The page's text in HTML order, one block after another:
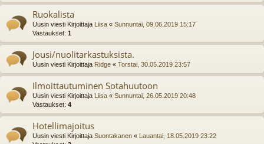
Ruokalista
Uusin viesti Kirjoittaja Liisa « Sunnuntai, 09.06.2019 15:17
Vastaukset: 1
Jousi/nuolitarkastuksista.
Uusin viesti Kirjoittaja Ridge « Torstai, 30.05.2019 23:57
Ilmoittautuminen Sotahuutoon
Uusin viesti Kirjoittaja Liisa « Sunnuntai, 26.05.2019 20:48
Vastaukset: 4
Hotellimajoitus
Uusin viesti Kirjoittaja Suontakanen «
Lauantai, 18.05.2019 23:22